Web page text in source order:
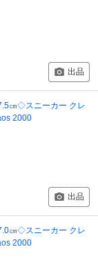
出品
㎝◇スニーカー クレ
2000
出品
㎝◇スニーカー クレ
2000